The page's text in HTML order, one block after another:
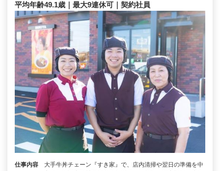
平均年齢49.1歳｜最大9連休可｜契約社員
仕事内容
大手牛丼チェーン『すき家』で、店内清掃や翌日の準備を中